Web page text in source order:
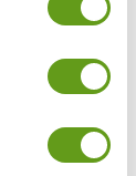
voor India